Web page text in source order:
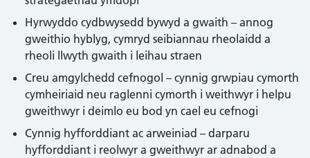
Hyrwyddo cydbwysedd bywyd a gwaith – annog
gweithio hyblyg, cymryd seibiannau rheolaidd a
rheoli llwyth gwaith i leihau straen
Creu amgylchedd cefnogol – cynnig grwpiau cymorth
cymheiriaid neu raglenni cymorth i weithwyr i helpu
gweithwyr i deimlo eu bod yn cael eu cefnogi
Cynnig hyfforddiant ac arweiniad – darparu
hyfforddiant i reolwyr a gweithwyr ar adnabod a